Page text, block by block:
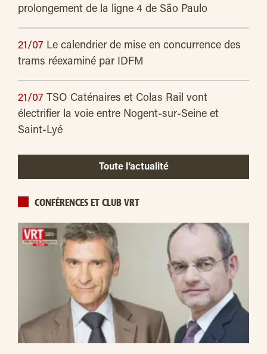
prolongement de la ligne 4 de São Paulo
21/07 Le calendrier de mise en concurrence des
trams réexaminé par IDFM
21/07 TSO Caténaires et Colas Rail vont
électrifier la voie entre Nogent-sur-Seine et
Saint-Lyé
Toute l’actualité
CONFÉRENCES ET CLUB VRT